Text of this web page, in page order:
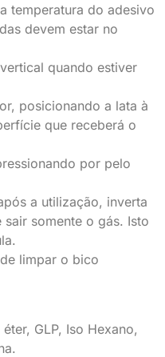
temperatura do adesivo
devem estar no
quando estiver
posicionando a lata à
que receberá o
por pelo
a utilização, inverta
somente o gás. Isto
limpar o bico
GLP, Iso Hexano,